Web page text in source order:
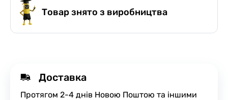
Товар знято з виробництва
Доставка
Протягом 2-4 днів Новою Поштою та іншими